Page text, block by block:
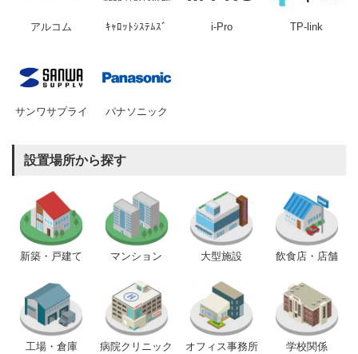
アルコム ｷｬﾛｯﾄｼｽﾃﾑｽﾞ i-Pro TP-link
サンワサプライ パナソニック
設置場所から探す
新築・戸建て マンション 大型施設 飲食店・店舗
工場・倉庫 病院クリニック オフィス事務所 学校関係